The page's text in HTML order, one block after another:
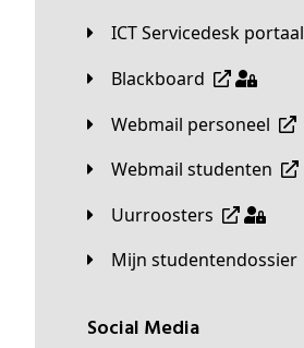
ICT Servicedesk portaal
Blackboard
Webmail personeel
Webmail studenten
Uurroosters
Mijn studentendossier
Social Media